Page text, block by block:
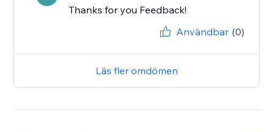
Thanks for you Feedback!
Användbar (0)
Läs fler omdömen